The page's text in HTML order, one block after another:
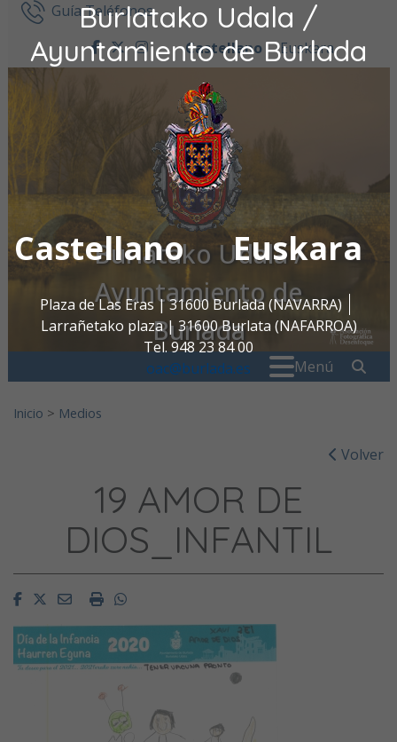
Burlatako Udala /
Ayuntamiento de Burlada
Castellano Euskara
Plaza de Las Eras | 31600 Burlada (NAVARRA)
Larrañetako plaza | 31600 Burlata (NAFARROA)
Tel. 948 23 84 00
oac@burlada.es
Ir al contenidoGuía Teléfonos
facebook
twitter
instagram
Castellano Euskara
Burlatako Udala /
Ayuntamiento de
Burlada
Menú
Inicio > Medios
Volver
19 AMOR DE
DIOS_INFANTIL
FacebookTwitterEmailImprimirWhatsapp